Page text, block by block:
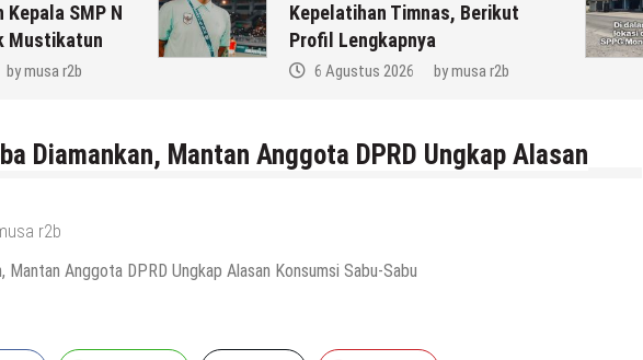
Kepala SMP N
Mustikatun
bymusa r2b
Kepelatihan Timnas, Berikut
Profil Lengkapnya
6 Agustus 2026 bymusa r2b
Diamankan, Mantan Anggota DPRD Ungkap Alasan
r2b